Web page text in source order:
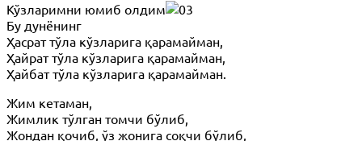
Кўзларимни юмиб олдим
Бу дунёнинг
Ҳасрат тўла кўзларига қарамайман,
Ҳайрат тўла кўзларига қарамайман,
Ҳайбат тўла кўзларига қарамайман.
Жим кетаман,
Жимлик тўлган томчи бўлиб,
Жондан қочиб, ўз жонига соқчи бўлиб,